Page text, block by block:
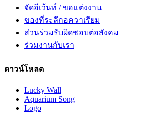
จัดอีเว้นท์ / ขอแต่งงาน
ของที่ระลึกอควาเรียม
ส่วนร่วมรับผิดชอบต่อสังคม
ร่วมงานกับเรา
ดาวน์โหลด
Lucky Wall
Aquarium Song
Logo